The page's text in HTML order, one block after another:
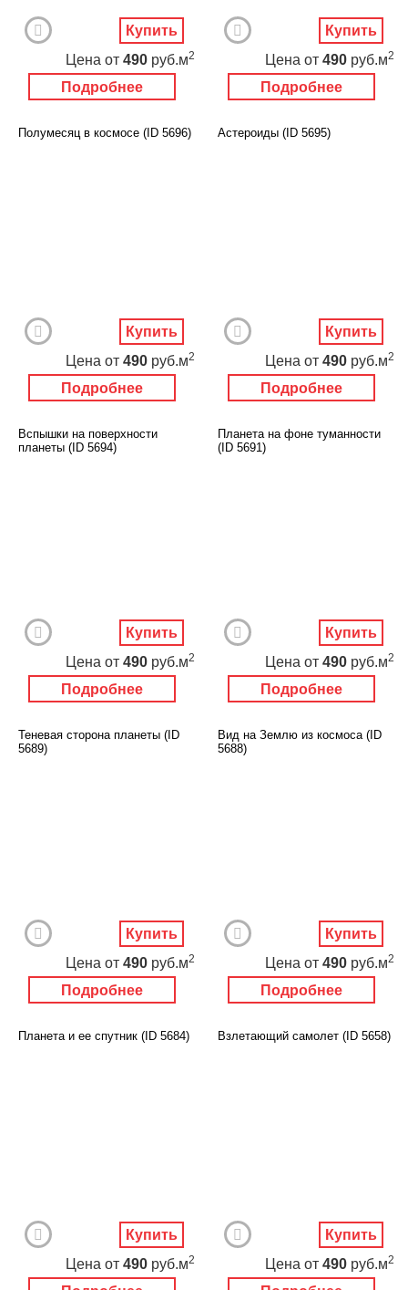
Подробнее
Цена от 490 руб.м2
Купить
Подробнее
Цена от 490 руб.м2
Купить
Полумесяц в космосе (ID 5696)
Подробнее
Цена от 490 руб.м2
Купить
Астероиды (ID 5695)
Подробнее
Цена от 490 руб.м2
Купить
Вспышки на поверхности
планеты (ID 5694)
Подробнее
Цена от 490 руб.м2
Купить
Планета на фоне туманности
(ID 5691)
Подробнее
Цена от 490 руб.м2
Купить
Теневая сторона планеты (ID
5689)
Подробнее
Цена от 490 руб.м2
Купить
Вид на Землю из космоса (ID
5688)
Подробнее
Цена от 490 руб.м2
Купить
Планета и ее спутник (ID 5684)
Цена от 490 руб.м2
Купить
Взлетающий самолет (ID 5658)
Цена от 490 руб.м2
Купить